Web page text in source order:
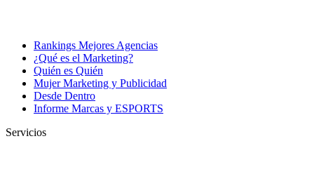
Rankings Mejores Agencias
¿Qué es el Marketing?
Quién es Quién
Mujer Marketing y Publicidad
Desde Dentro
Informe Marcas y ESPORTS
Servicios